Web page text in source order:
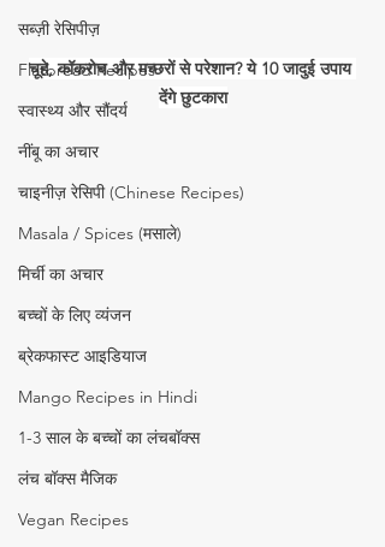
सब्ज़ी रेसिपीज़
Flatbread Recipes
स्वास्थ्य और सौंदर्य
नींबू का अचार
चाइनीज़ रेसिपी (Chinese Recipes)
Masala / Spices (मसाले)
मिर्ची का अचार
बच्चों के लिए व्यंजन
ब्रेकफास्ट आइडियाज
Mango Recipes in Hindi
1-3 साल के बच्चों का लंचबॉक्स
लंच बॉक्स मैजिक
Vegan Recipes
चूहे, कॉकरोच और मच्छरों से परेशान? ये 10 जादुई उपाय
देंगे छुटकारा